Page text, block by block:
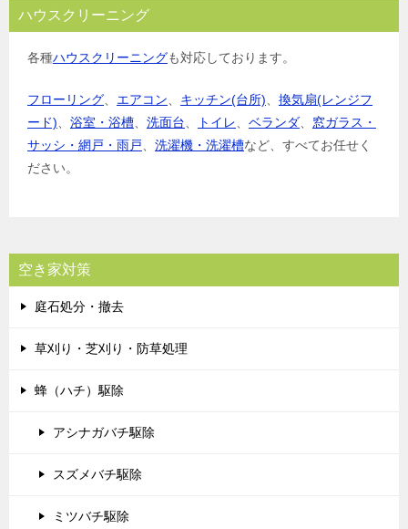
ハウスクリーニング
各種ハウスクリーニングも対応しております。
フローリング エアコン キッチン(台所)
換気扇(レンジフ
ード)
浴室・浴槽 洗面台 トイレ ベランダ
窓ガラス・
サッシ・網戸・雨戸
洗濯機・洗濯槽など、すべてお任せく
ださい。
空き家対策
庭石処分・撤去
草刈り・芝刈り・防草処理
蜂（ハチ）駆除
アシナガバチ駆除
スズメバチ駆除
ミツバチ駆除